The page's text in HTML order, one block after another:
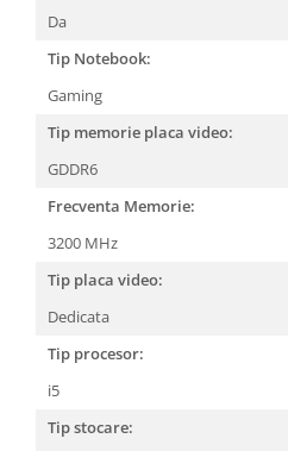
Da
Tip Notebook:
Gaming
Tip memorie placa video:
GDDR6
Frecventa Memorie:
3200 MHz
Tip placa video:
Dedicata
Tip procesor:
i5
Tip stocare: